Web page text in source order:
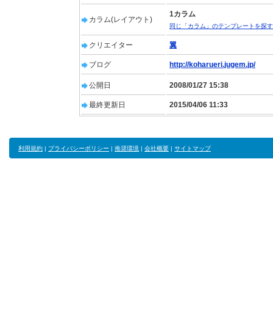
カラム(レイアウト)
1カラム
同じ「カラム」のテンプレートを探
クリエイター 翼
ブログ http://koharueri.jugem.jp/
公開日 2008/01/27 15:38
最終更新日 2015/04/06 11:33
利用規約 | プライバシーポリシー | 推奨環境 | 会社概要 | サイトマップ